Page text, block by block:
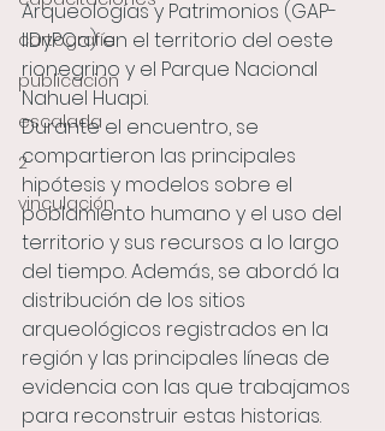
cartografía
publicación
escalada
2
vinculación
Arqueologías y Patrimonios (GAP-
IIDyPCa) en el territorio del oeste
rionegrino y el Parque Nacional
Nahuel Huapi.
Durante el encuentro, se
compartieron las principales
hipótesis y modelos sobre el
poblamiento humano y el uso del
territorio y sus recursos a lo largo
del tiempo. Además, se abordó la
distribución de los sitios
arqueológicos registrados en la
región y las principales líneas de
evidencia con las que trabajamos
para reconstruir estas historias.